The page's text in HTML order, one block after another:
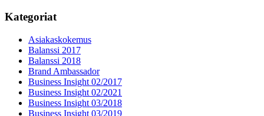
Kategoriat
Asiakaskokemus
Balanssi 2017
Balanssi 2018
Brand Ambassador
Business Insight 02/2017
Business Insight 02/2021
Business Insight 03/2018
Business Insight 03/2019